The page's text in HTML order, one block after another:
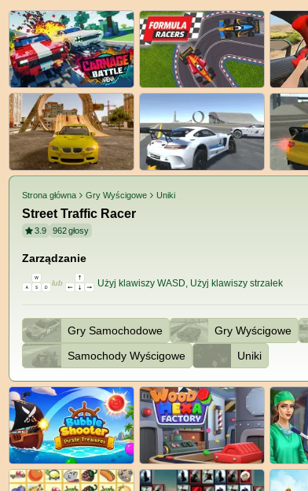
Strona główna Gry Wyścigowe Uniki
Street Traffic Racer
3.9 962głosy
Zarządzanie
lub Użyj klawiszy WASD, Użyj klawiszy strzałek
Gry Samochodowe Gry Wyścigowe
Samochody Wyścigowe
Uniki